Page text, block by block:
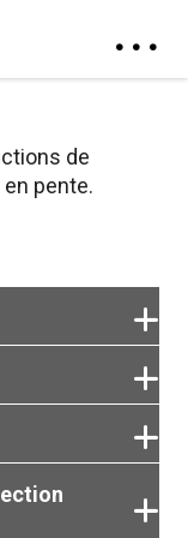
de
pente.
sûre et
30 ans.
pour
pour
et est